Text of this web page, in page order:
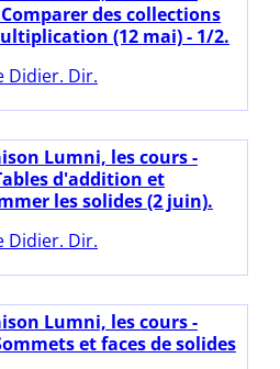
des collections
(12 mai) - 1/2.
Didier. Dir.
Lumni, les cours -
d'addition et
les solides (2 juin).
Didier. Dir.
Lumni, les cours -
et faces de solides